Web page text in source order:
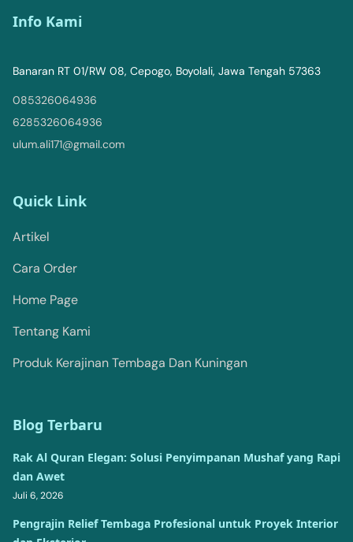
Info Kami
Banaran RT 01/RW 08, Cepogo, Boyolali, Jawa Tengah 57363
085326064936
6285326064936
ulum.ali171@gmail.com
Quick Link
Artikel
Cara Order
Home Page
Tentang Kami
Produk Kerajinan Tembaga Dan Kuningan
Blog Terbaru
Rak Al Quran Elegan: Solusi Penyimpanan Mushaf yang Rapi
dan Awet
Juli 6, 2026
Pengrajin Relief Tembaga Profesional untuk Proyek Interior